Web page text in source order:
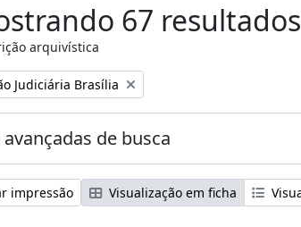
67 resultados
arquivística
Judiciária Brasília
de busca
impressão Visualização em ficha